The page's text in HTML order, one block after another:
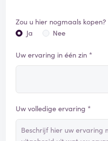
Zou u hier nogmaals kopen?
Ja
Nee
Uw ervaring in één zin *
Uw volledige ervaring *